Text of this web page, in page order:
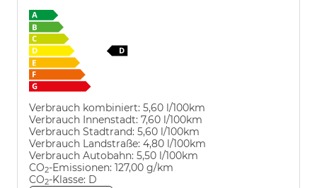
Verbrauch kombiniert: 5,60 l/100km
Verbrauch Innenstadt: 7,60 l/100km
Verbrauch Stadtrand: 5,60 l/100km
Verbrauch Landstraße: 4,80 l/100km
Verbrauch Autobahn: 5,50 l/100km
CO2-Emissionen: 127,00 g/km
CO2-Klasse: D